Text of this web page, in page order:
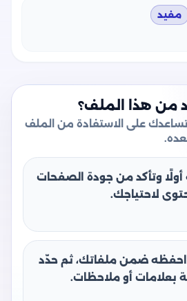
مفيد
من هذا الملف؟
على الاستفادة من الملف
أولًا وتأكد من جودة الصفحات
لاحتياجك.
ضمن ملفاتك، ثم حدّد
بعلامات أو ملاحظات.